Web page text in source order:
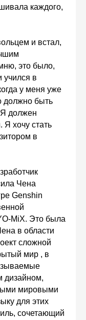
каждого,
и встал,
это было,
учился в
у меня уже
должно быть
должен
Я хочу стать
в
Чена
Genshin
MiX. Это была
в области
сложной
мир , в
дизайном,
мировыми
для этих
сочетающий